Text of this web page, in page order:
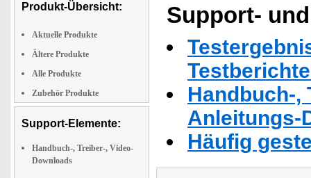
Produkt-Übersicht:
Aktuelle Produkte
Ältere Produkte
Alle Produkte
Zubehör Produkte
Support-Elemente:
Handbuch-, Treiber-, Video-
Downloads
Support-
Handbuch-,
Anleitungs-
Häufig